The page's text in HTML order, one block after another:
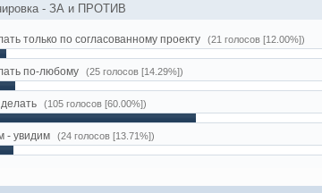
- ЗА и ПРОТИВ
только по согласованному проекту (21 голосов [12.00%])
по-любому (25 голосов [14.29%])
(105 голосов [60.00%])
- увидим (24 голосов [13.71%])